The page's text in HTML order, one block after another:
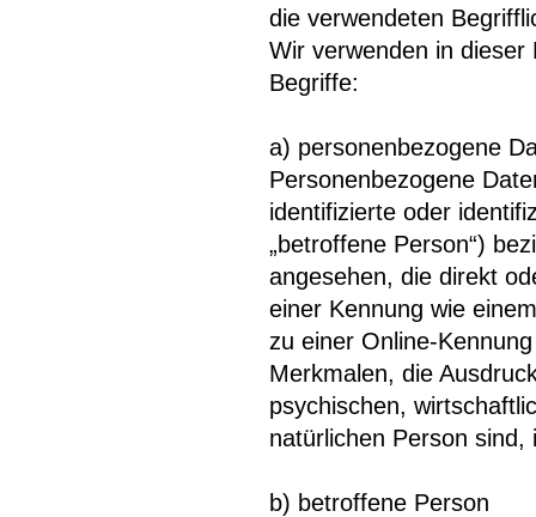
die verwendeten
Wir verwenden in
Begriffe:
a) personenbezogene
Personenbezogene
identifizierte oder
„betroffene Person“)
angesehen, die direkt
einer Kennung wie
zu einer Online-
Merkmalen, die
psychischen,
natürlichen Person
b) betroffene Person